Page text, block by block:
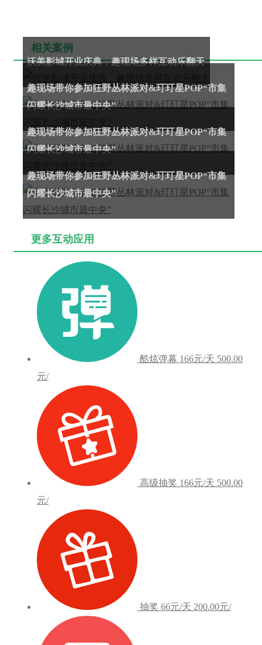
相关案例
沃美影城开业庆典，趣现场多样互动乐翻天
趣现场带你参加狂野丛林派对&玎玎星POP“市集
闪耀长沙城市最中央”
趣现场带你参加狂野丛林派对&玎玎星POP“市集
闪耀长沙城市最中央”
趣现场带你参加狂野丛林派对&玎玎星POP“市集
闪耀长沙城市最中央”
更多互动应用
酷炫弹幕 166元/天 500.00
元/
高级抽奖 166元/天 500.00
元/
抽奖 66元/天 200.00元/